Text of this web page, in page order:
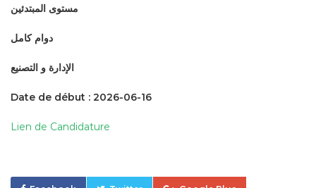
مستوى المبتدئين
دوام كامل
الإدارة و التصنيع
Date de début : 2026-06-16
Lien de Candidature